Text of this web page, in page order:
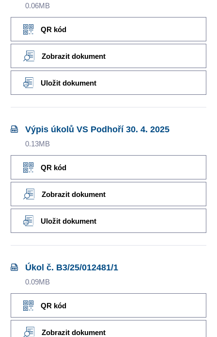
0.06MB
QR kód
Zobrazit dokument
Uložit dokument
Výpis úkolů VS Podhoří 30. 4. 2025
0.13MB
QR kód
Zobrazit dokument
Uložit dokument
Úkol č. B3/25/012481/1
0.09MB
QR kód
Zobrazit dokument